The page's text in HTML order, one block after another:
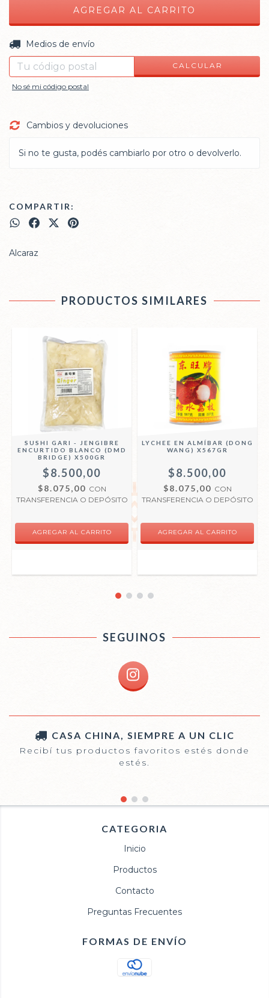
Entregas para el CP:
Medios de envío
CALCULAR
No sé mi código postal
Cambios y devoluciones
Si no te gusta, podés cambiarlo por otro o devolverlo.
COMPARTIR:
Alcaraz
PRODUCTOS SIMILARES
SUSHI GARI - JENGIBRE
ENCURTIDO BLANCO (DMD
BRIDGE) X500GR
$8.500,00
$8.075,00 CON
TRANSFERENCIA O DEPÓSITO
LYCHEE EN ALMÍBAR (DONG
WANG) X567GR
$8.500,00
$8.075,00 CON
TRANSFERENCIA O DEPÓSITO
SEGUINOS
CASA CHINA, SIEMPRE A UN CLIC
Recibí tus productos favoritos estés donde
estés.
CATEGORIA
Inicio
Productos
Contacto
Preguntas Frecuentes
FORMAS DE ENVÍO